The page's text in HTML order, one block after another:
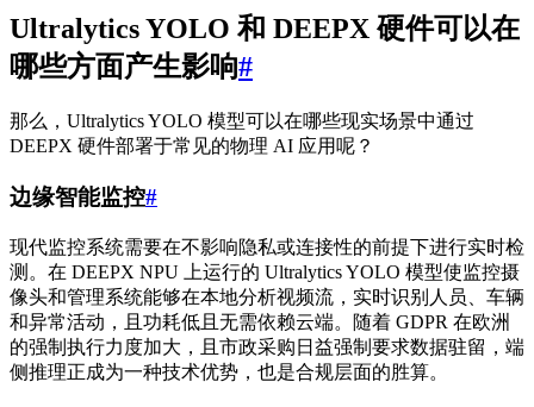
Ultralytics YOLO 和 DEEPX 硬件可以在
哪些方面产生影响#
那么，Ultralytics YOLO 模型可以在哪些现实场景中通过
DEEPX 硬件部署于常见的物理 AI 应用呢？
边缘智能监控#
现代监控系统需要在不影响隐私或连接性的前提下进行实时检
测。在 DEEPX NPU 上运行的 Ultralytics YOLO 模型使监控摄
像头和管理系统能够在本地分析视频流，实时识别人员、车辆
和异常活动，且功耗低且无需依赖云端。随着 GDPR 在欧洲
的强制执行力度加大，且市政采购日益强制要求数据驻留，端
侧推理正成为一种技术优势，也是合规层面的胜算。